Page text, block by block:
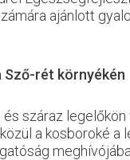
ajánlott
Sző-rét környékén
száraz
a kosboroké